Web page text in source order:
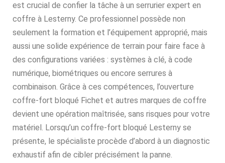
est crucial de confier la tâche à un serrurier expert en
coffre à Lesterny. Ce professionnel possède non
seulement la formation et l’équipement approprié, mais
aussi une solide expérience de terrain pour faire face à
des configurations variées : systèmes à clé, à code
numérique, biométriques ou encore serrures à
combinaison. Grâce à ces compétences, l’ouverture
coffre-fort bloqué Fichet et autres marques de coffre
devient une opération maîtrisée, sans risques pour votre
matériel. Lorsqu’un coffre-fort bloqué Lesterny se
présente, le spécialiste procède d’abord à un diagnostic
exhaustif afin de cibler précisément la panne.